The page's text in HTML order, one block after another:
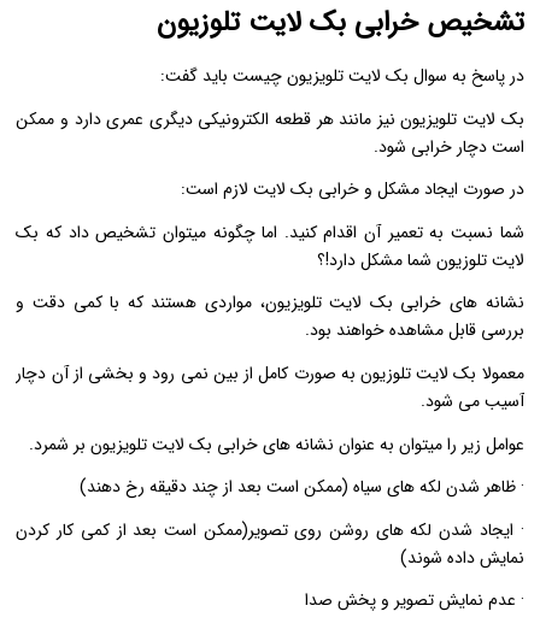
تشخیص خرابی بک لایت تلوزیون
در پاسخ به سوال بک لایت تلویزیون چیست باید گفت:
بک لایت تلویزیون نیز مانند هر قطعه الکترونیکی دیگری عمری دارد و ممکن
است دچار خرابی شود.
در صورت ایجاد مشکل و خرابی بک لایت لازم است:
شما نسبت به تعمیر آن اقدام کنید. اما چگونه میتوان تشخیص داد که بک
لایت تلوزیون شما مشکل دارد!؟
نشانه های خرابی بک لایت تلویزیون، مواردی هستند که با کمی دقت و
بررسی قابل مشاهده خواهند بود.
معمولا بک لایت تلوزیون به صورت کامل از بین نمی رود و بخشی از آن دچار
آسیب می شود.
عوامل زیر را میتوان به عنوان نشانه های خرابی بک لایت تلویزیون بر شمرد.
· ظاهر شدن لکه های سیاه (ممکن است بعد از چند دقیقه رخ دهند)
· ایجاد شدن لکه های روشن روی تصویر(ممکن است بعد از کمی کار کردن
نمایش داده شوند)
· عدم نمایش تصویر و پخش صدا